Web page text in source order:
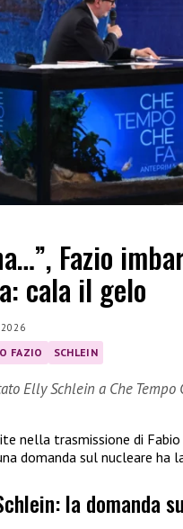
Fazio
cala il gelo
FAZIO SCHLEIN
Elly Schlein a Che
nella trasmissione di
domanda sul nucleare ha
la domanda